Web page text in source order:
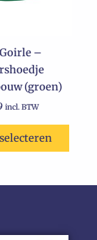
–
(groen)
incl. BTW
gekozen
worden
op
de